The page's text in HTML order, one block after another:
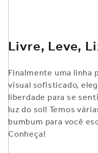
Livre, Leve,
Finalmente uma linha
visual sofisticado,
liberdade para se
luz do sol! Temos
bumbum para você
Conheça!